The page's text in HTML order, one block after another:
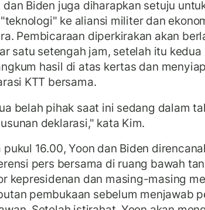
dan Biden juga diharapkan setuju
ke aliansi militer dan
Pembicaraan diperkirakan akan
satu setengah jam, setelah itu kedua
hasil di atas kertas dan
KTT bersama.
belah pihak saat ini sedang dalam
deklarasi," kata Kim.
pukul 16.00, Yoon dan Biden
pers bersama di ruang bawah
kepresidenan dan masing-masing
pembukaan sebelum menjawab